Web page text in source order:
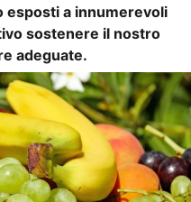
espos­ti a innu­me­re­vo­li
sos­tene­re il nos­tro
adeguate.